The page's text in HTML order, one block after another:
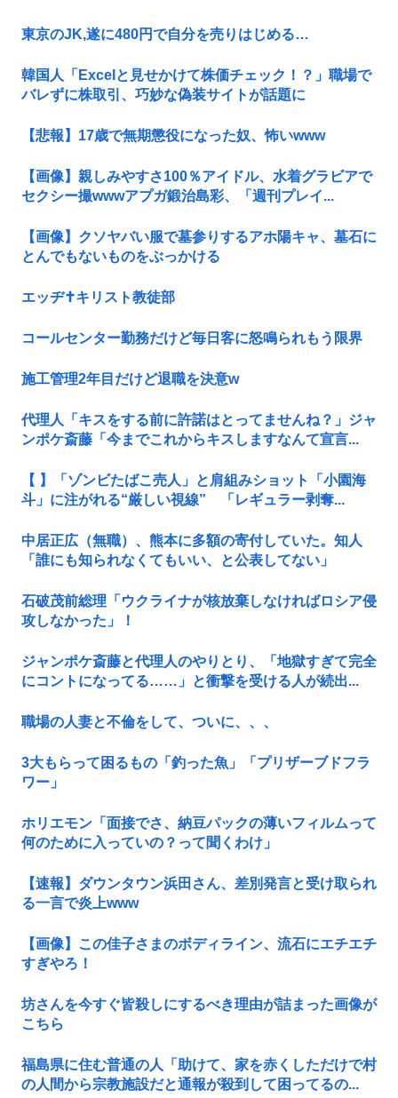
東京のJK,遂に480円で自分を売りはじめる…
韓国人「Excelと見せかけて株価チェック！？」職場で
バレずに株取引、巧妙な偽装サイトが話題に
【悲報】17歳で無期懲役になった奴、怖いwww
【画像】親しみやすさ100％アイドル、水着グラビアで
セクシー撮wwwアプガ鍛治島彩、「週刊プレイ...
【画像】クソヤバい服で墓参りするアホ陽キャ、墓石に
とんでもないものをぶっかける
エッヂ✝️キリスト教徒部
コールセンター勤務だけど毎日客に怒鳴られもう限界
施工管理2年目だけど退職を決意w
代理人「キスをする前に許諾はとってませんね？」ジャ
ンポケ斎藤「今までこれからキスしますなんて宣言...
【 】「ゾンビたばこ売人」と肩組みショット「小園海
斗」に注がれる“厳しい視線” 「レギュラー剥奪...
中居正広（無職）、熊本に多額の寄付していた。知人
「誰にも知られなくてもいい、と公表してない」
石破茂前総理「ウクライナが核放棄しなければロシア侵
攻しなかった」！
ジャンポケ斎藤と代理人のやりとり、「地獄すぎて完全
にコントになってる……」と衝撃を受ける人が続出...
職場の人妻と不倫をして、ついに、、、
3大もらって困るもの「釣った魚」「プリザーブドフラ
ワー」
ホリエモン「面接でさ、納豆パックの薄いフィルムって
何のために入っていの？って聞くわけ」
【速報】ダウンタウン浜田さん、差別発言と受け取られ
る一言で炎上www
【画像】この佳子さまのボディライン、流石にエチエチ
すぎやろ！
坊さんを今すぐ皆殺しにするべき理由が詰まった画像が
こちら
福島県に住む普通の人「助けて、家を赤くしただけで村
の人間から宗教施設だと通報が殺到して困ってるの...